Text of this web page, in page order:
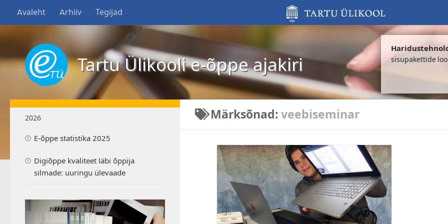
Avaleht Arhiiv Tegijad
sisupakettide
Tartu Ülikooli e-õppe ajakiri
Märksõnad:veebiseminar
2026
E-õppe statistika 2025
Digiõppe kvaliteet läbi õppija
silmade: uuringu ülevaade